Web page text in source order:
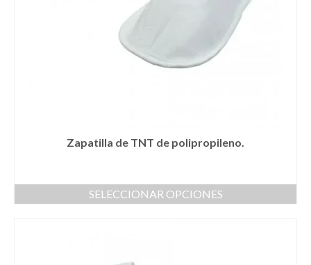
Zapatilla de TNT de polipropileno.
SELECCIONAR OPCIONES